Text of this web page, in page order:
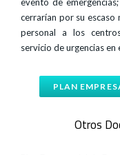
cerrarían por su
personal a los
servicio de urgencias
PLAN
Otros